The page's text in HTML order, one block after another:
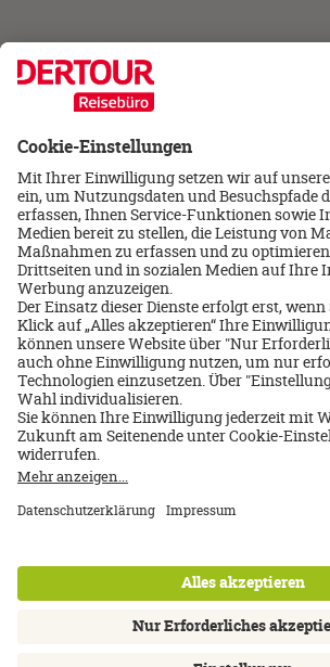
Über uns
DatenschutzAGBNutzungsbedingungen
Inhalte: Standards & MeldungBarrierefreiheitserklärung